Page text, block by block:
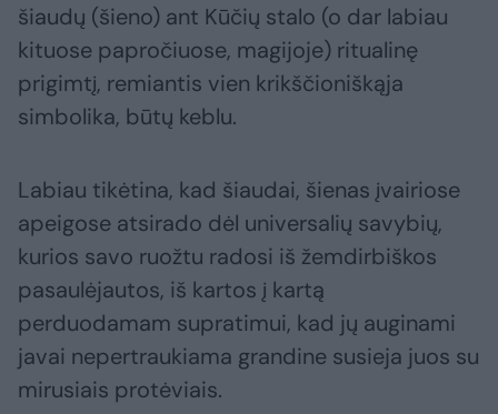
šiaudų (šieno) ant Kūčių stalo (o dar labiau
kituose papročiuose, magijoje) ritualinę
prigimtį, remiantis vien krikščioniškąja
simbolika, būtų keblu.
Labiau tikėtina, kad šiaudai, šienas įvairiose
apeigose atsirado dėl universalių savybių,
kurios savo ruožtu radosi iš žemdirbiškos
pasaulėjautos, iš kartos į kartą
perduodamam supratimui, kad jų auginami
javai nepertraukiama grandine susieja juos su
mirusiais protėviais.